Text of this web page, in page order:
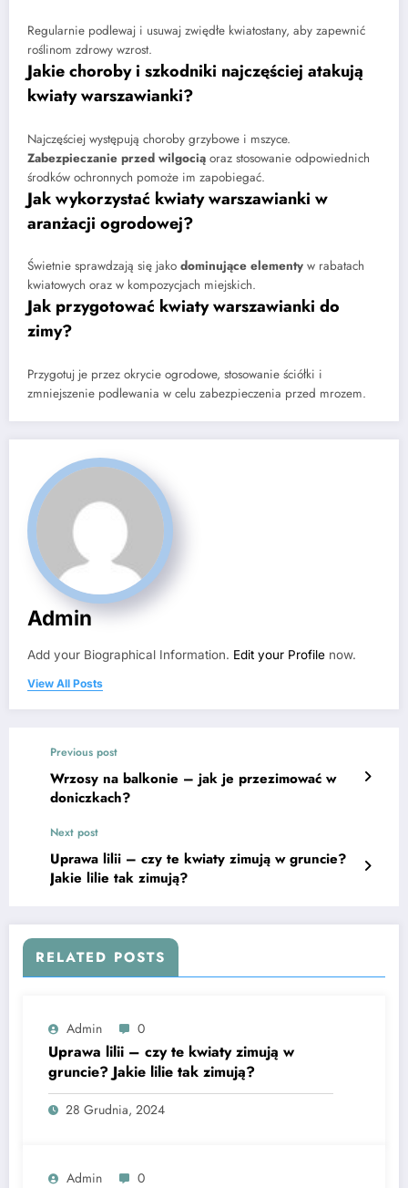
Regularnie podlewaj i usuwaj zwiędłe kwiatostany, aby zapewnić
roślinom zdrowy wzrost.
Jakie choroby i szkodniki najczęściej atakują
kwiaty warszawianki?
Najczęściej występują choroby grzybowe i mszyce.
Zabezpieczanie przed wilgocią oraz stosowanie odpowiednich
środków ochronnych pomoże im zapobiegać.
Jak wykorzystać kwiaty warszawianki w
aranżacji ogrodowej?
Świetnie sprawdzają się jako dominujące elementy w rabatach
kwiatowych oraz w kompozycjach miejskich.
Jak przygotować kwiaty warszawianki do
zimy?
Przygotuj je przez okrycie ogrodowe, stosowanie ściółki i
zmniejszenie podlewania w celu zabezpieczenia przed mrozem.
Admin
Add your Biographical Information. Edit your Profile now.
View All Posts
Previous post
Wrzosy na balkonie – jak je przezimować w
doniczkach?
Next post
Uprawa lilii – czy te kwiaty zimują w gruncie?
Jakie lilie tak zimują?
RELATED POSTS
Admin 0
Uprawa lilii – czy te kwiaty zimują w
gruncie? Jakie lilie tak zimują?
28 Grudnia, 2024
Admin 0